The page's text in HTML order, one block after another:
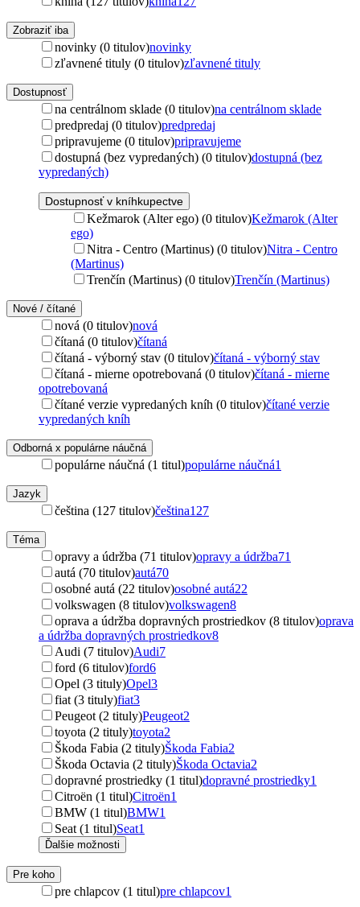
Zobraziť iba
novinky (0 titulov)novinky
zľavnené tituly (0 titulov)zľavnené tituly
Dostupnosť
na centrálnom sklade (0 titulov)na centrálnom sklade
predpredaj (0 titulov)predpredaj
pripravujeme (0 titulov)pripravujeme
dostupná (bez vypredaných) (0 titulov)dostupná (bez
vypredaných)
Dostupnosť v kníhkupectve
Kežmarok (Alter ego) (0 titulov)Kežmarok (Alter
ego)
Nitra - Centro (Martinus) (0 titulov)Nitra - Centro
(Martinus)
Trenčín (Martinus) (0 titulov)Trenčín (Martinus)
Nové / čítané
nová (0 titulov)nová
čítaná (0 titulov)čítaná
čítaná - výborný stav (0 titulov)čítaná - výborný stav
čítaná - mierne opotrebovaná (0 titulov)čítaná - mierne
opotrebovaná
čítané verzie vypredaných kníh (0 titulov)čítané verzie
vypredaných kníh
Odborná x populárne náučná
populárne náučná (1 titul)populárne náučná1
Jazyk
čeština (127 titulov)čeština127
Téma
opravy a údržba (71 titulov)opravy a údržba71
autá (70 titulov)autá70
osobné autá (22 titulov)osobné autá22
volkswagen (8 titulov)volkswagen8
oprava a údržba dopravných prostriedkov (8 titulov)oprava
a údržba dopravných prostriedkov8
Audi (7 titulov)Audi7
ford (6 titulov)ford6
Opel (3 tituly)Opel3
fiat (3 tituly)fiat3
Peugeot (2 tituly)Peugeot2
toyota (2 tituly)toyota2
Škoda Fabia (2 tituly)Škoda Fabia2
Škoda Octavia (2 tituly)Škoda Octavia2
dopravné prostriedky (1 titul)dopravné prostriedky1
Citroën (1 titul)Citroën1
BMW (1 titul)BMW1
Seat (1 titul)Seat1
Ďalšie možnosti
Pre koho
pre chlapcov (1 titul)pre chlapcov1